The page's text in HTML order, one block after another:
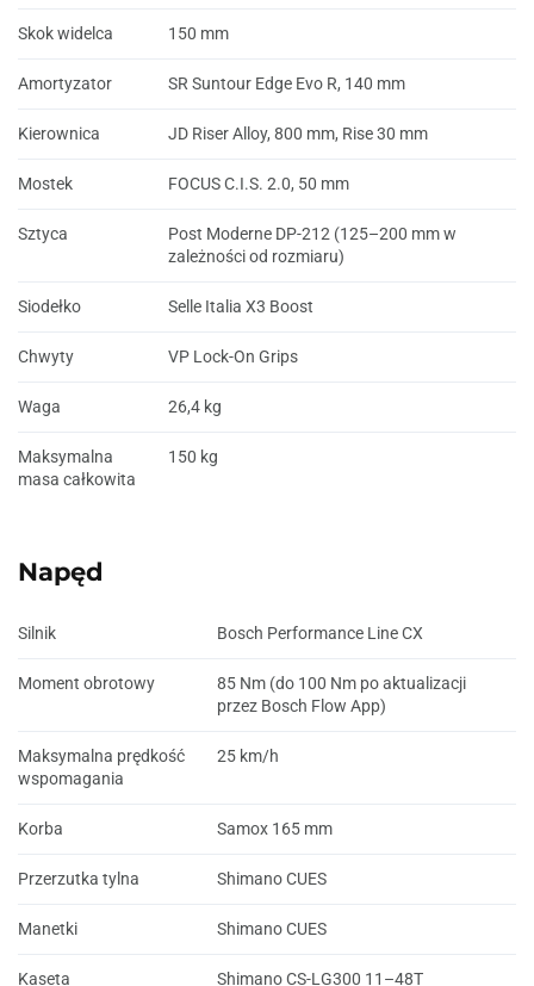
Skok widelca 150 mm
Amortyzator SR Suntour Edge Evo R, 140 mm
Kierownica JD Riser Alloy, 800 mm, Rise 30 mm
Mostek FOCUS C.I.S. 2.0, 50 mm
Sztyca
Post Moderne DP-212 (125–200 mm w
zależności od rozmiaru)
Siodełko Selle Italia X3 Boost
Chwyty VP Lock-On Grips
Waga 26,4 kg
Maksymalna
masa całkowita
150 kg
Napęd
Silnik Bosch Performance Line CX
Moment obrotowy
85 Nm (do 100 Nm po aktualizacji
przez Bosch Flow App)
Maksymalna prędkość
wspomagania
25 km/h
Korba Samox 165 mm
Przerzutka tylna Shimano CUES
Manetki Shimano CUES
Kaseta Shimano CS-LG300 11–48T